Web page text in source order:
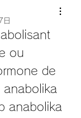
日
ou
de
anabolika
anabolika